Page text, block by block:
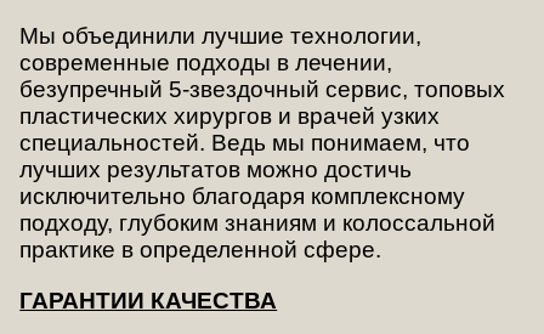
Мы объединили лучшие технологии,
современные подходы в лечении,
безупречный 5-звездочный сервис, топовых
пластических хирургов и врачей узких
специальностей. Ведь мы понимаем, что
лучших результатов можно достичь
исключительно благодаря комплексному
подходу, глубоким знаниям и колоссальной
практике в определенной сфере.
ГАРАНТИИ КАЧЕСТВА